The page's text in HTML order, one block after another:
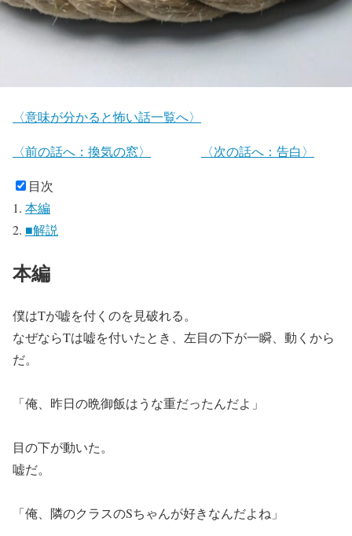
〈意味が分かると怖い話一覧へ〉
〈前の話へ：換気の窓〉 〈次の話へ：告白〉
目次
本編
■解説
本編
僕はTが嘘を付くのを見破れる。
なぜならTは嘘を付いたとき、左目の下が一瞬、動くから
だ。
「俺、昨日の晩御飯はうな重だったんだよ」
目の下が動いた。
嘘だ。
「俺、隣のクラスのSちゃんが好きなんだよね」